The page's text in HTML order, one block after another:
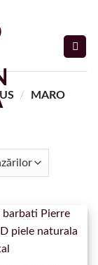
/ MARO